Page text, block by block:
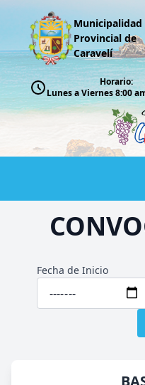
Municipalidad
Provincial de
Caravelí
Horario:
Lunes a Viernes 8:00
Fecha de Inicio